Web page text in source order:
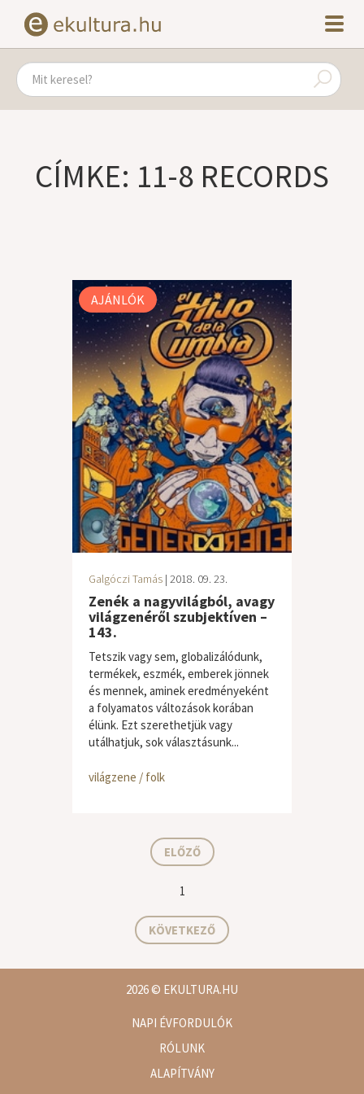
CÍMKE: 11-8 RECORDS
AJÁNLÓK
Galgóczi Tamás | 2018. 09. 23.
Zenék a nagyvilágból, avagy
világzenéről szubjektíven –
143.
Tetszik vagy sem, globalizálódunk,
termékek, eszmék, emberek jönnek
és mennek, aminek eredményeként
a folyamatos változások korában
élünk. Ezt szerethetjük vagy
utálhatjuk, sok választásunk...
világzene / folk
ELŐZŐ
1
KÖVETKEZŐ
2026© EKULTURA.HU
NAPI ÉVFORDULÓK
RÓLUNK
ALAPÍTVÁNY